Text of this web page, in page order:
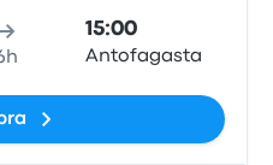
15:00
Antofagasta